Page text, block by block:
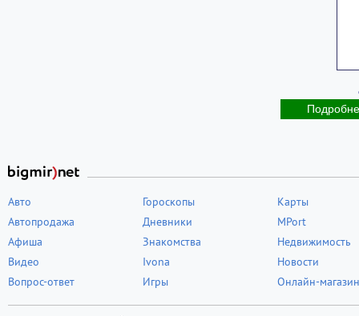
Авто
Автопродажа
Афиша
Видео
Вопрос-ответ
Гороскопы
Дневники
Знакомства
Ivona
Игры
Карты
MPort
Недвижимость
Новости
Онлайн-магазин